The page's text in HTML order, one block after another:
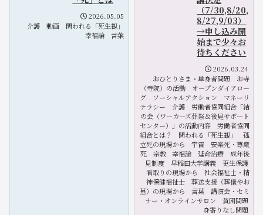
2026.05.05
介護
動画
問われる「死生観」
幸福論
言葉
（7/30,8/20,
8/27,9/03）
→申し込み開
始まで少々お
待ちください
2026.03.24
おひとりさま・単身者問題
お寺
（寺院）の活動
オープンダイアロー
グ
ソーシャルアクション
マネーリ
テラシー
介護
労働者協同組合「結
の会（ワーカーズ葬祭＆後見サポート
センター）」の活動内容
労働者協同
組合とは？
問われる「死生観」
孤
立死の現場から
宇宙
安楽死・尊厳
死
宗教 幸福論 延命治療
成年後
見制度
早稲田大学講義
更生保護
看取りの現場から
社会福祉士・精
神保健福祉士
葬送支援（葬儀やお
墓）の現場から
言葉
講演会・セミ
ナー・オンラインサロン
貧困問題
身寄りなし問題